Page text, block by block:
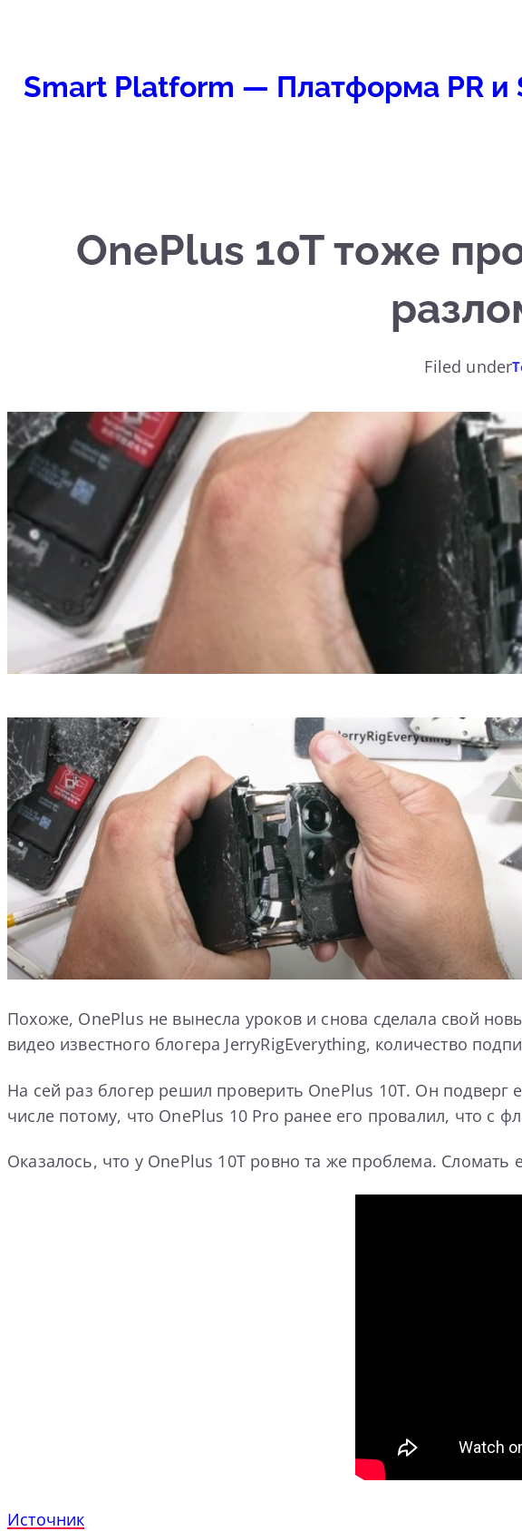
Smart Platform — Платформа PR и
OnePlus 10T тоже
Filed under
Похоже, OnePlus не вынесла уроков и снова сделала свой
видео известного блогера JerryRigEverything, количество
На сей раз блогер решил проверить OnePlus 10T. Он подверг
числе потому, что OnePlus 10 Pro ранее его провалил, что с
Оказалось, что у OnePlus 10T ровно та же проблема.
Источник